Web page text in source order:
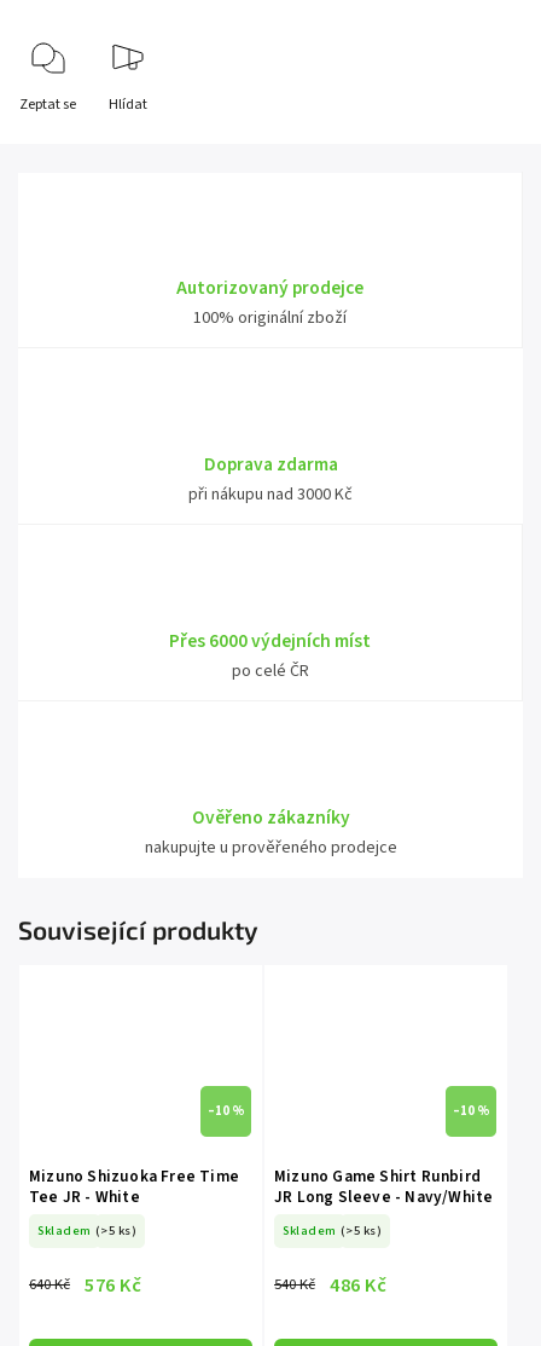
Zeptat se Hlídat
Autorizovaný prodejce
100% originální zboží
Doprava zdarma
při nákupu nad 3000 Kč
Přes 6000 výdejních míst
po celé ČR
Ověřeno zákazníky
nakupujte u prověřeného prodejce
Související produkty
–10 %
Mizuno Shizuoka Free Time
Tee JR - White
Skladem (>5 ks)
640 Kč 576 Kč
–10 %
Mizuno Game Shirt Runbird
JR Long Sleeve - Navy/White
Skladem (>5 ks)
540 Kč 486 Kč